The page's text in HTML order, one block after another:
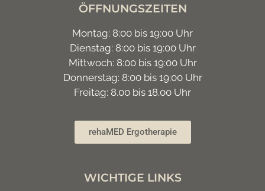
ÖFFNUNGSZEITEN
Montag: 8:00 bis 19:00 Uhr
Dienstag: 8:00 bis 19:00 Uhr
Mittwoch: 8:00 bis 19:00 Uhr
Donnerstag: 8:00 bis 19:00 Uhr
Freitag: 8.00 bis 18.00 Uhr
rehaMED Ergotherapie
WICHTIGE LINKS